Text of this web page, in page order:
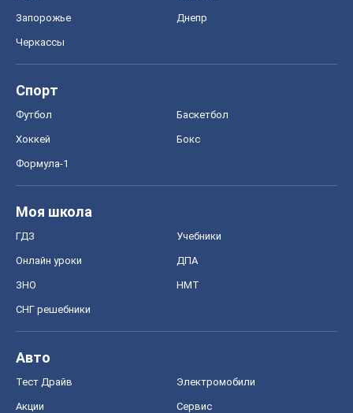
Запорожье Днепр
Черкассы
Спорт
Футбол Баскетбол
Хоккей Бокс
Формула-1
Моя школа
ГДЗ Учебники
Онлайн уроки ДПА
ЗНО НМТ
СНГ решебники
Авто
Тест Драйв Электромобили
Акции Сервис